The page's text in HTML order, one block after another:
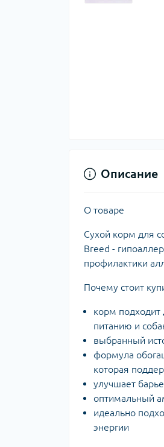
Описание
О товаре
Сухой корм для
Breed -
профилактики
Почему стоит
корм
питанию и
выбранный
формула
которая
улучшает
оптимальный
идеально
энергии